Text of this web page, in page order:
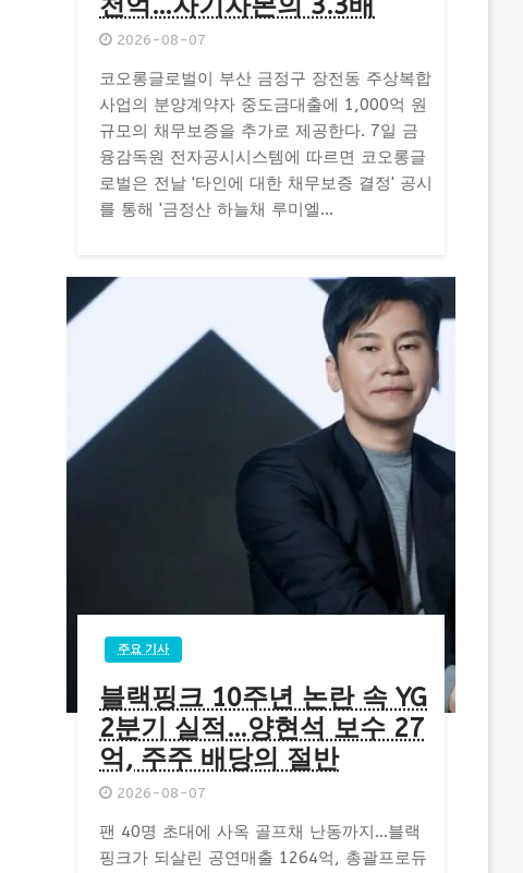
2026-08-07
코오롱글로벌이 부산 금정구 장전동 주상복합
사업의 분양계약자 중도금대출에 1,000억 원
규모의 채무보증을 추가로 제공한다. 7일 금
융감독원 전자공시시스템에 따르면 코오롱글
로벌은 전날 '타인에 대한 채무보증 결정' 공시
를 통해 '금정산 하늘채 루미엘...
주요 기사
블랙핑크 10주년 논란 속 YG
2분기 실적…양현석 보수 27
억, 주주 배당의 절반
2026-08-07
팬 40명 초대에 사옥 골프채 난동까지…블랙
핑크가 되살린 공연매출 1264억, 총괄프로듀